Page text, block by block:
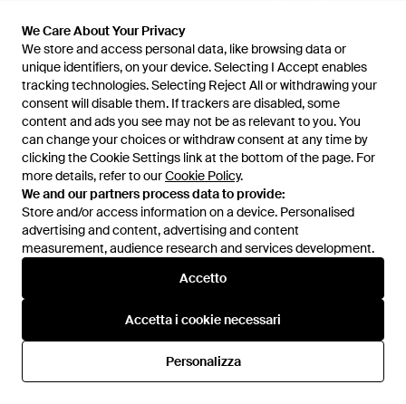
We Care About Your Privacy
We store and access personal data, like browsing data or
unique identifiers, on your device. Selecting I Accept enables
tracking technologies. Selecting Reject All or withdrawing your
consent will disable them. If trackers are disabled, some
content and ads you see may not be as relevant to you. You
can change your choices or withdraw consent at any time by
clicking the Cookie Settings link at the bottom of the page. For
more details, refer to ourCookie Policy.
We and our partners process data to provide:
Store and/or access information on a device. Personalised
advertising and content, advertising and content
measurement, audience research and services development.
Accetto
Accetta i cookie necessari
Personalizza
We Care About Your Privacy
We store and access personal data, like browsing data or
unique identifiers, on your device. Selecting I Accept enables
tracking technologies. Selecting Reject All or withdrawing your
consent will disable them. If trackers are disabled, some
content and ads you see may not be as relevant to you. You
can change your choices or withdraw consent at any time by
clicking the Cookie Settings link at the bottom of the page. For
more details, refer to ourCookie Policy.
We and our partners process data to provide:
Store and/or access information on a device. Personalised
advertising and content, advertising and content
measurement, audience research and services development.
Accetto
Accetta i cookie necessari
Personalizza
157 €149 €
Levi's
Jeans 501 - Blu
IN SALDO
110 €88 €
Levi's
Jeans 501 Straight - Blu